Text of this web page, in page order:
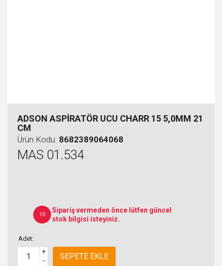
ADSON ASPİRATÖR UCU CHARR 15 5,0MM 21
CM
Ürün Kodu: 8682389064068
MAS 01.534
10
Sipariş vermeden önce lütfen güncel
stok bilgisi isteyiniz.
Adet:
+
–
SEPETE EKLE